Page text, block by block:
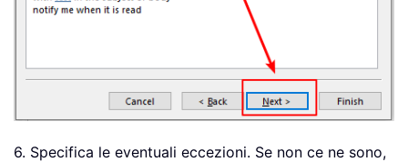
6. Specifica le eventuali eccezioni. Se non ce ne sono,